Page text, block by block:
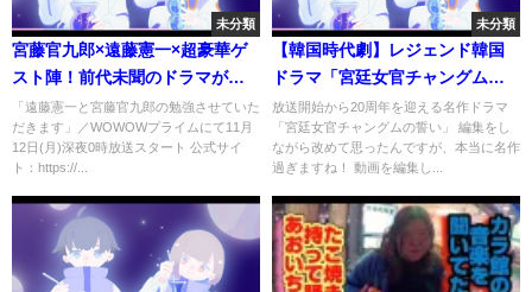
未分類
宮藤官九郎×遠藤憲一×超豪華ゲ
スト陣！前代未聞のドラマが幕
を開ける
「遠藤憲一と宮藤官九郎の勉強させていた
だきます」／WOWOWプライムにて11月
12日(月)深夜0時放送スタート 公式サイ
ト：https://...
未分類
【韓国時代劇】レジェンド韓国
ドラマ「宮廷女官チャングムの
誓い」の出演者の現在/イ･ヨン
エ/チ･ジニ/イ･セヨン/ハン･ジミ
ン/ヤン･ミギョン/イム･ホ/キョ
時代劇
放送開始から20周年を迎える名作ドラマ
「宮廷女官チャングムの誓い」 編集をし
ながら改めて思ったんですが、本当に名作
過ぎますね！ 動画を編集し...